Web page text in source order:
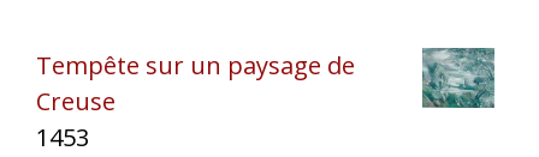
Tempête sur un paysage de
Creuse
1453